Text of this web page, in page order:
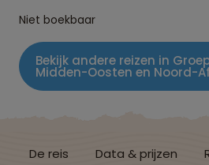
Niet boekbaar
Bekijk andere reizen in
Midden-Oosten en Noord-
De reis Data & prijzen